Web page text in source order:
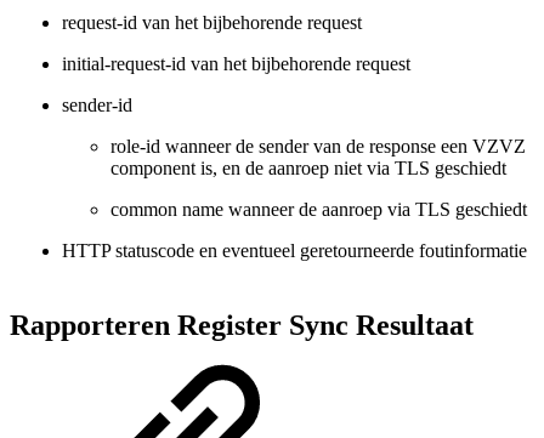
request-id van het bijbehorende request
initial-request-id van het bijbehorende request
sender-id
role-id wanneer de sender van de response een VZVZ
component is, en de aanroep niet via TLS geschiedt
common name wanneer de aanroep via TLS geschiedt
HTTP statuscode en eventueel geretourneerde foutinformatie
Rapporteren Register Sync Resultaat